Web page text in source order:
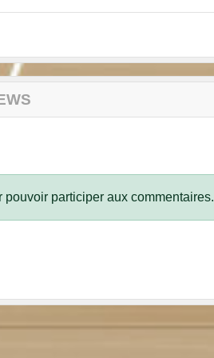
pouvoir participer aux commentaires.